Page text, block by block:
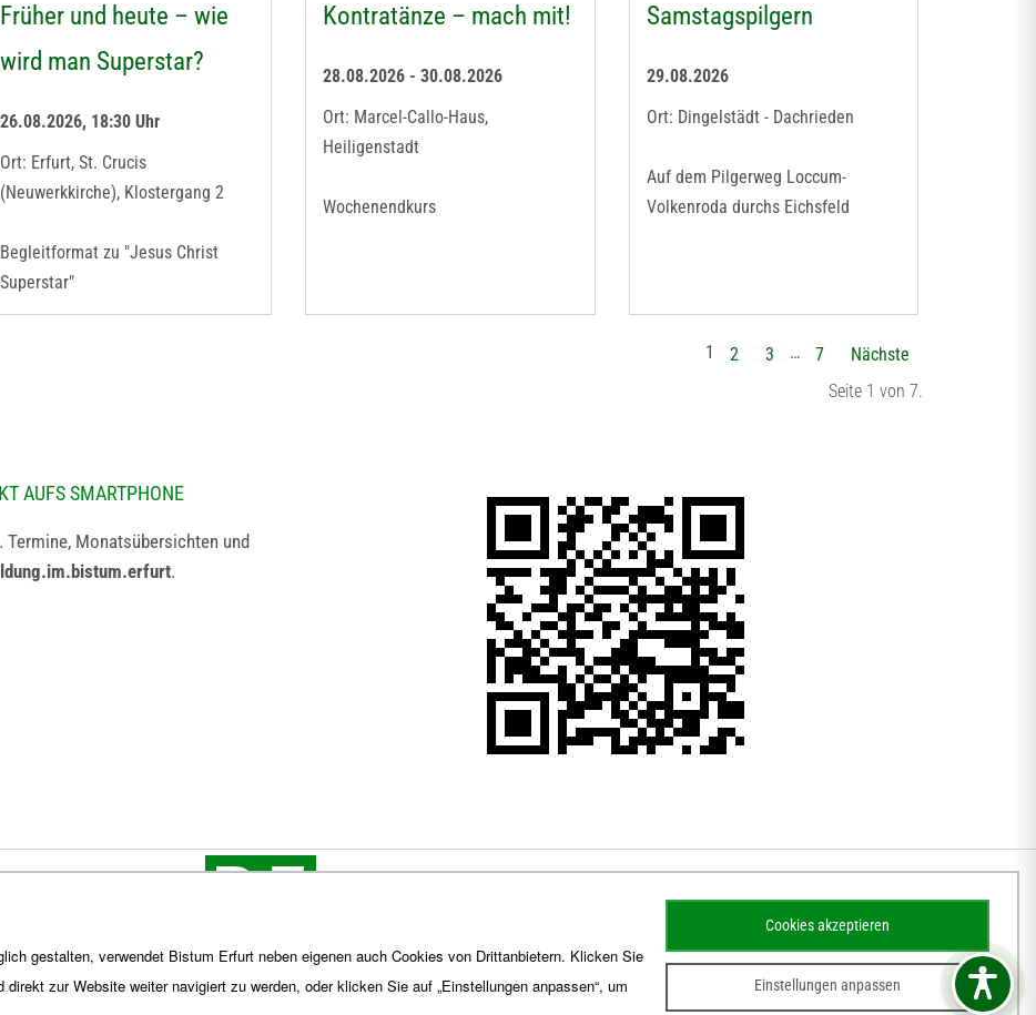
Früher und heute – wie
wird man Superstar?
26.08.2026, 18:30 Uhr
Ort: Erfurt, St. Crucis
(Neuwerkkirche), Klostergang 2
Begleitformat zu "Jesus Christ
Superstar"
Kontratänze – mach mit!
28.08.2026 - 30.08.2026
Ort: Marcel-Callo-Haus,
Heiligenstadt
Wochenendkurs
Samstagspilgern
29.08.2026
Ort: Dingelstädt - Dachrieden
Auf dem Pilgerweg Loccum-
Volkenroda durchs Eichsfeld
Seite 1 von 7.
1 2 3 … 7 Nächste
AUFS SMARTPHONE
Monatsübersichten und
.
gestalten, verwendet Bistum Erfurt neben eigenen auch Cookies von Drittanbietern. Klicken Sie
zur Website weiter navigiert zu werden, oder klicken Sie auf „Einstellungen anpassen“, um
Einstellungen anpassen
Cookies akzeptieren